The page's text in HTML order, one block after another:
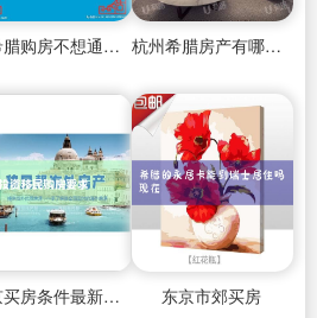
在希腊购房不想通过中介可以吗 杭州希腊房产有哪些公司
东京买房条件最新政策是什么 东京市郊买房